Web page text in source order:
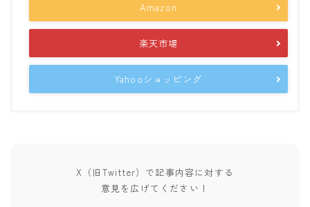
Amazon
楽天市場
Yahooショッピング
X（旧Twitter）で記事内容に対する
意見を広げてください！